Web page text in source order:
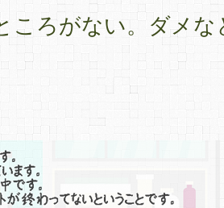
ころがない。ダメ